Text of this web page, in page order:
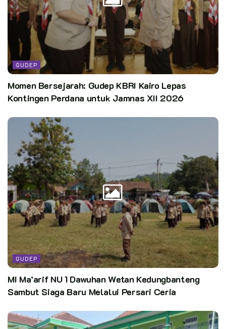
Lebih lanjut pihaknya berpesan agar terus tetap jalin
silaturahmi dengan pradana ataupun dewan ambalan yang
telah demisioner, karena bagaimanapun juga tetap harus
menjalin silahturahmi dan juga melanjutkan estafet
kepepimpinan dari kepemimpinan sebelumnya semoga tahun ini
bisa lebih baik lagi program – program yang telah dibuat.
Sumber:
Ayu Siti Latifah
CST
Kata Kunci:
kwarcab kabupaten bogor
GUDEP
Momen Bersejarah: Gudep KBRI Kairo Lepas
Kontingen Perdana untuk Jamnas XII 2026
GUDEP
MI Ma’arif NU 1 Dawuhan Wetan Kedungbanteng
Sambut Siaga Baru Melalui Persari Ceria